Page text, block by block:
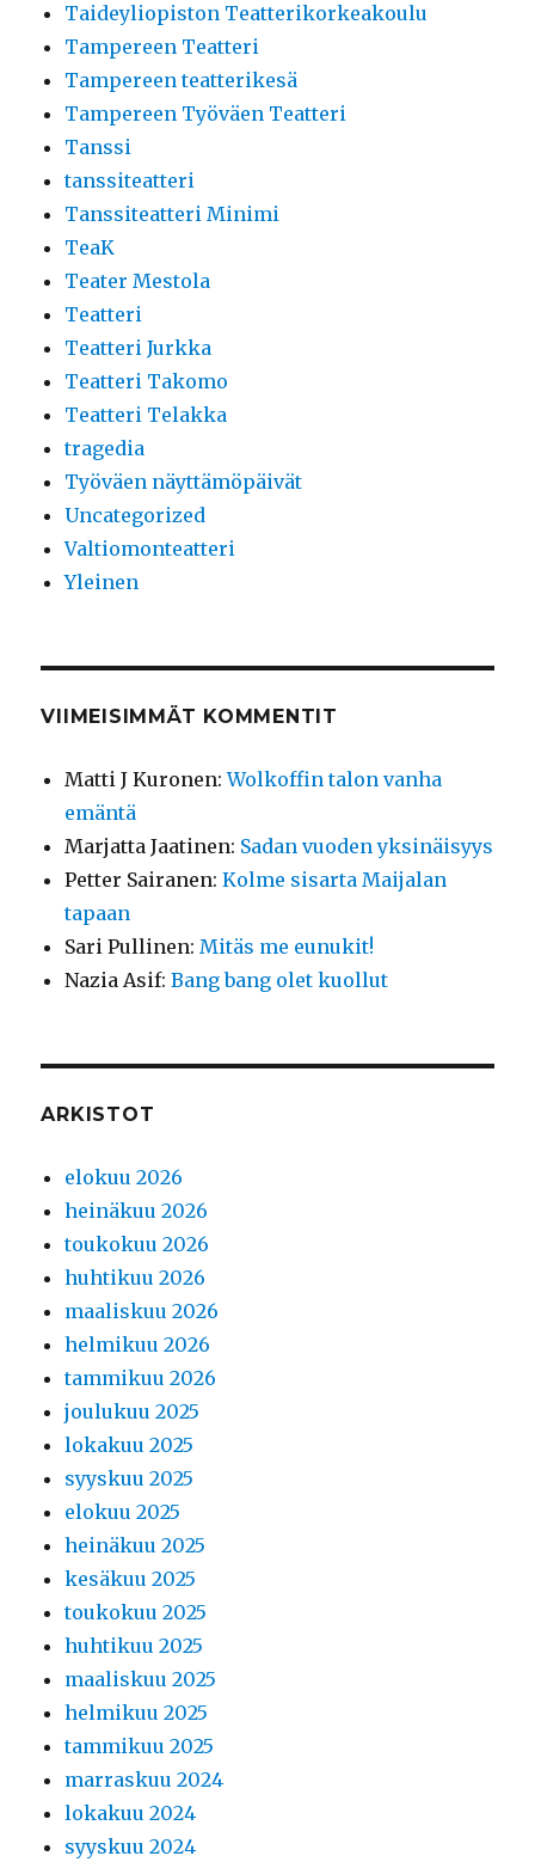
Taideyliopiston Teatterikorkeakoulu
Tampereen Teatteri
Tampereen teatterikesä
Tampereen Työväen Teatteri
Tanssi
tanssiteatteri
Tanssiteatteri Minimi
TeaK
Teater Mestola
Teatteri
Teatteri Jurkka
Teatteri Takomo
Teatteri Telakka
tragedia
Työväen näyttämöpäivät
Uncategorized
Valtiomonteatteri
Yleinen
VIIMEISIMMÄT KOMMENTIT
Matti J Kuronen:Wolkoffin talon vanha
emäntä
Marjatta Jaatinen: Sadan vuoden yksinäisyys
Petter Sairanen:Kolme sisarta Maijalan
tapaan
Sari Pullinen:Mitäs me eunukit!
Nazia Asif:Bang bang olet kuollut
ARKISTOT
elokuu 2026
heinäkuu 2026
toukokuu 2026
huhtikuu 2026
maaliskuu 2026
helmikuu 2026
tammikuu 2026
joulukuu 2025
lokakuu 2025
syyskuu 2025
elokuu 2025
heinäkuu 2025
kesäkuu 2025
toukokuu 2025
huhtikuu 2025
maaliskuu 2025
helmikuu 2025
tammikuu 2025
marraskuu 2024
lokakuu 2024
syyskuu 2024